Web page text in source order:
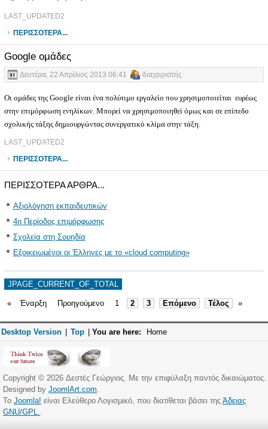
LAST_UPDATED2
ΠΕΡΙΣΣΌΤΕΡΑ...
Google ομάδες
Δευτέρα, 22 Απρίλιος 2013 06:41 διαχειριστής
Οι ομάδες της Google είναι ένα πολύτιμο εργαλείο που χρησιμοποιείται ευρέως
στην επιμόρφωση ενηλίκων. Μπορεί να χρησιμοποιηθεί όμως και σε επίπεδο
σχολικής τάξης δημιουργώντας συνεργατικό κλίμα στην τάξη.
LAST_UPDATED2
ΠΕΡΙΣΣΌΤΕΡΑ...
ΠΕΡΙΣΣΌΤΕΡΑ ΆΡΘΡΑ...
Αξιολόγηση εκπαιδευτικών
4η Περίοδος επιμόρφωσης
Σχολεία στη Σουηδία
Εξοικειωμένοι οι Έλληνες με το «cloud computing»
JPAGE_CURRENT_OF_TOTAL
« Έναρξη Προηγούμενο 1 2 3 Επόμενο Τέλος »
Desktop Version Top You are here: Home
Copyright © 2026 Δεστές Γεώργιος. Με την επιφύλαξη παντός δικαιώματος.
Designed by JoomlArt.com
Το Joomla! είναι Ελεύθερο Λογισμικό, που διατίθεται βάσει της Άδειας
GNU/GPL.